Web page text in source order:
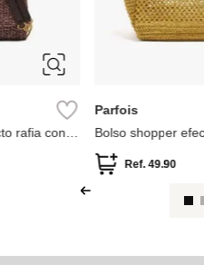
Parfois
Bolso bombonera
Ref.55.90Ref.